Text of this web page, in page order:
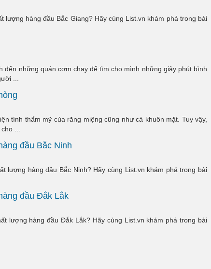
lượng hàng đầu Bắc Giang? Hãy cùng List.vn khám phá trong bài
đến những quán cơm chay để tìm cho mình những giây phút bình
...
tính thẩm mỹ của răng miệng cũng như cả khuôn mặt. Tuy vậy,
...
đầu Bắc Ninh
lượng hàng đầu Bắc Ninh? Hãy cùng List.vn khám phá trong bài
đầu Đắk Lắk
lượng hàng đầu Đắk Lắk? Hãy cùng List.vn khám phá trong bài